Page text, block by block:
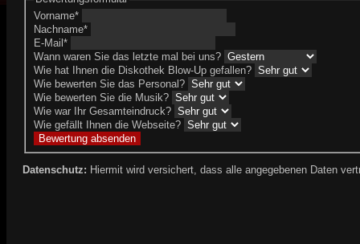
Vorname*
Nachname*
E-Mail*
Wann waren Sie das letzte mal bei uns?
Wie hat Ihnen die Diskothek Blow-Up gefallen?
Wie bewerten Sie das Personal?
Wie bewerten Sie die Musik?
Wie war Ihr Gesamteindruck?
Wie gefällt Ihnen die Webseite?
Datenschutz: Hiermit wird versichert, dass alle angegebenen Daten